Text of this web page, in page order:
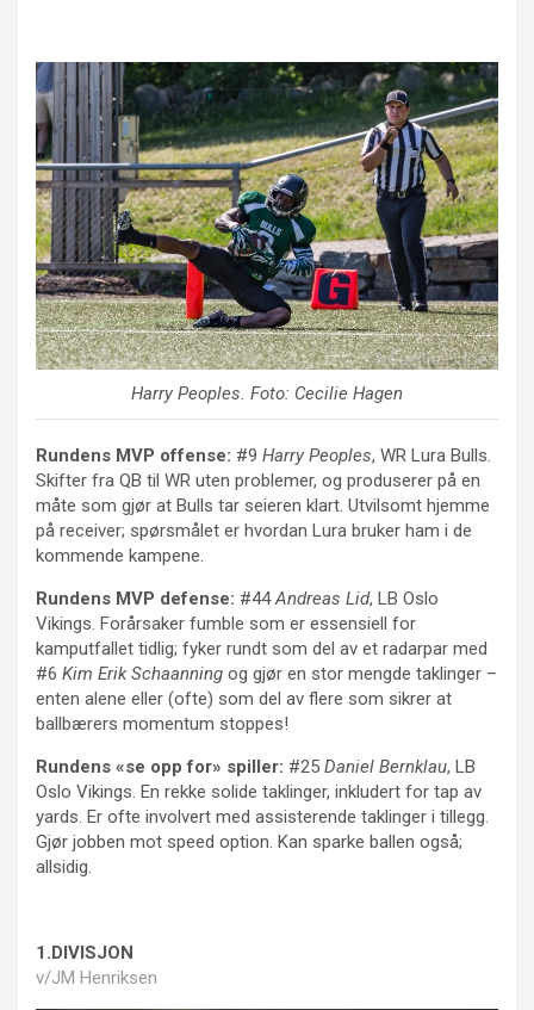
Harry Peoples. Foto: Cecilie Hagen
Rundens MVP offense: #9 Harry Peoples, WR Lura Bulls.
Skifter fra QB til WR uten problemer, og produserer på en
måte som gjør at Bulls tar seieren klart. Utvilsomt hjemme
på receiver; spørsmålet er hvordan Lura bruker ham i de
kommende kampene.
Rundens MVP defense: #44Andreas Lid, LB Oslo
Vikings. Forårsaker fumble som er essensiell for
kamputfallet tidlig; fyker rundt som del av et radarpar med
#6 Kim Erik Schaanning og gjør en stor mengde taklinger –
enten alene eller (ofte) som del av flere som sikrer at
ballbærers momentum stoppes!
Rundens «se opp for» spiller: #25 Daniel Bernklau, LB
Oslo Vikings. En rekke solide taklinger, inkludert for tap av
yards. Er ofte involvert med assisterende taklinger i tillegg.
Gjør jobben mot speed option. Kan sparke ballen også;
allsidig.
1.DIVISJON
v/JM Henriksen